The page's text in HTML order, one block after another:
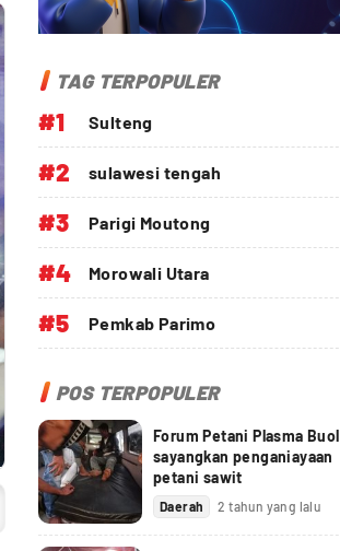
TAG TERPOPULER
#1 Sulteng
#2 sulawesi tengah
#3 Parigi Moutong
#4 Morowali Utara
#5 Pemkab Parimo
POS TERPOPULER
Forum Petani Plasma Buol
sayangkan penganiayaan
petani sawit
Daerah 2 tahun yang lalu